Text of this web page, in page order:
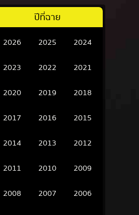
ปีที่ฉาย
2026 2025 2024
2023 2022 2021
2020 2019 2018
2017 2016 2015
2014 2013 2012
2011 2010 2009
2008 2007 2006